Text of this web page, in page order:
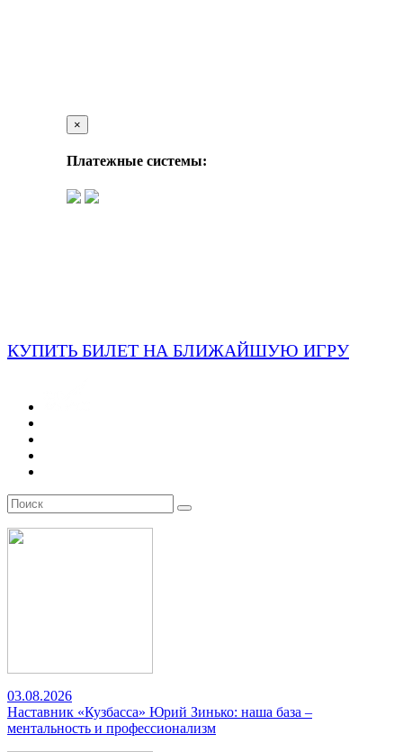
×
Платежные системы:
КУПИТЬ БИЛЕТ НА БЛИЖАЙШУЮ ИГРУ
03.08.2026
Наставник «Кузбасса» Юрий Зинько: наша база –
ментальность и профессионализм